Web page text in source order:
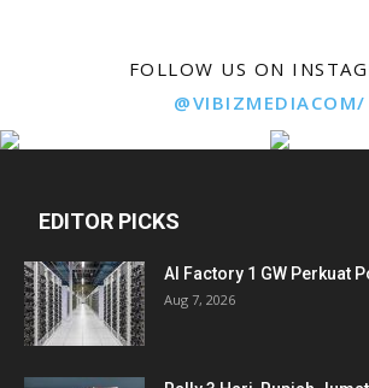
FOLLOW US ON
@VIBIZMEDIACOM/
EDITOR PICKS
AI Factory 1 GW Perkuat
Aug 7, 2026